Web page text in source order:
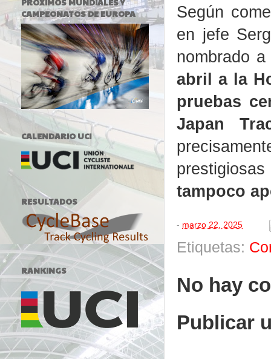
Según
en jefe
nombrado
abril a la
pruebas
Japan
tampoco
- marzo 22, 2025
Etiquetas:
No hay
Publicar
CAMPEONATOS DE EUROPA
CALENDARIO UCI
RESULTADOS
RANKINGS